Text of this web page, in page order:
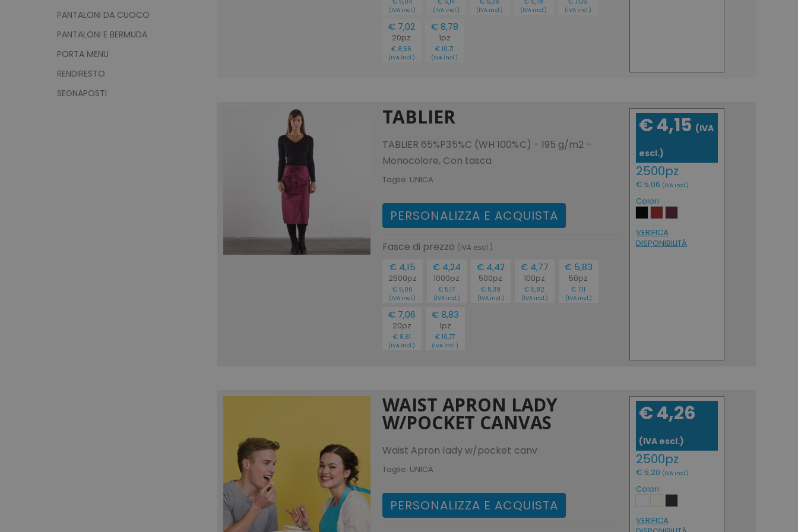
(IVA incl.) (IVA incl.) (IVA incl.) (IVA incl.) (IVA incl.)
€ 7,02
20pz
€ 8,56
(IVA incl.)
€ 8,78
1pz
€ 10,71
(IVA incl.)
TABLIER
TABLIER 65%P35%C (WH 100%C) - 195 g/m2 -
Monocolore, Con tasca
Taglie: UNICA
PERSONALIZZA E ACQUISTA
Fasce di prezzo (IVA escl.)
€ 4,15
2500pz
€ 5,06
(IVA incl.)
€ 4,24
1000pz
€ 5,17
(IVA incl.)
€ 4,42
500pz
€ 5,39
(IVA incl.)
€ 4,77
100pz
€ 5,82
(IVA incl.)
€ 5,83
50pz
€ 7,11
(IVA incl.)
€ 7,06
20pz
€ 8,61
(IVA incl.)
€ 8,83
1pz
€ 10,77
(IVA incl.)
€ 4,15 (IVA
escl.)
2500pz
€ 5,06 (IVA incl.)
Colori
VERIFICA
DISPONIBILITÁ
WAIST APRON LADY
W/POCKET CANVAS
Waist Apron lady w/pocket canv
Taglie: UNICA
PERSONALIZZA E ACQUISTA
€ 4,26
(IVA escl.)
2500pz
€ 5,20 (IVA incl.)
Colori
VERIFICA
PANTALONI DA CUOCO
PANTALONI E BERMUDA
PORTA MENU
RENDIRESTO
SEGNAPOSTI